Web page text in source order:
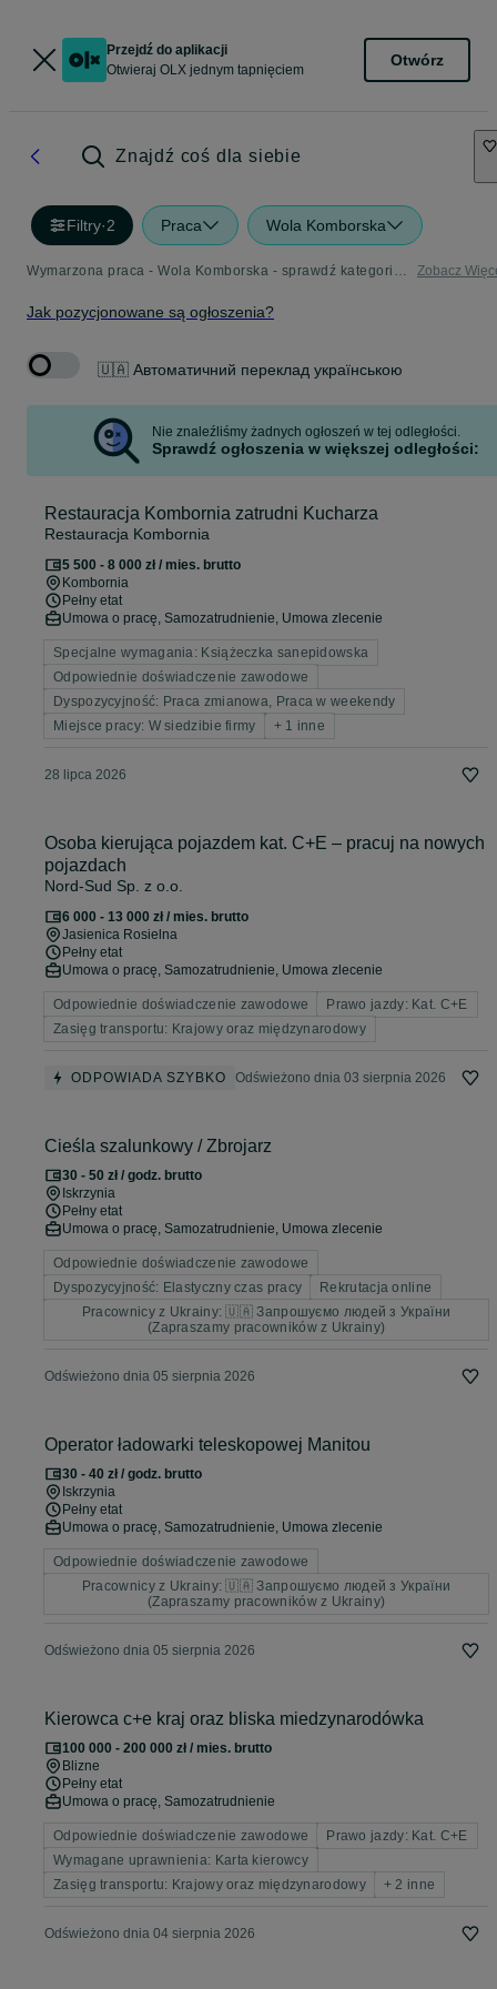
Przejdź do aplikacji
Otwieraj OLX jednym tapnięciem
Otwórz
Znajdź coś dla siebie
Filtry·2 Praca Wola Komborska
Wymarzona praca - Wola Komborska - sprawdź kategorię Praca Zobacz
Jak pozycjonowane są ogłoszenia?
🇺🇦 Автоматичний переклад українською
Nie znaleźliśmy żadnych ogłoszeń w tej odległości.
Sprawdź ogłoszenia w większej odległości:
Restauracja Kombornia zatrudni Kucharza
Restauracja Kombornia
5 500 - 8 000 zł / mies. brutto
Kombornia
Pełny etat
Umowa o pracę, Samozatrudnienie, Umowa zlecenie
Specjalne wymagania: Książeczka sanepidowska
Odpowiednie doświadczenie zawodowe
Dyspozycyjność: Praca zmianowa, Praca w weekendy
Miejsce pracy: W siedzibie firmy
+ 1 inne
28 lipca 2026
Osoba kierująca pojazdem kat. C+E – pracuj na nowych
pojazdach
Nord-Sud Sp. z o.o.
6 000 - 13 000 zł / mies. brutto
Jasienica Rosielna
Pełny etat
Umowa o pracę, Samozatrudnienie, Umowa zlecenie
Odpowiednie doświadczenie zawodowe
Prawo jazdy: Kat. C+E
Zasięg transportu: Krajowy oraz międzynarodowy
ODPOWIADA SZYBKO Odświeżono dnia 03 sierpnia 2026
Cieśla szalunkowy / Zbrojarz
30 - 50 zł / godz. brutto
Iskrzynia
Pełny etat
Umowa o pracę, Samozatrudnienie, Umowa zlecenie
Odpowiednie doświadczenie zawodowe
Dyspozycyjność: Elastyczny czas pracy
Rekrutacja online
Pracownicy z Ukrainy: 🇺🇦 Запрошуємо людей з України
(Zapraszamy pracowników z Ukrainy)
Odświeżono dnia 05 sierpnia 2026
Operator ładowarki teleskopowej Manitou
30 - 40 zł / godz. brutto
Iskrzynia
Pełny etat
Umowa o pracę, Samozatrudnienie, Umowa zlecenie
Odpowiednie doświadczenie zawodowe
Pracownicy z Ukrainy: 🇺🇦 Запрошуємо людей з України
(Zapraszamy pracowników z Ukrainy)
Odświeżono dnia 05 sierpnia 2026
Kierowca c+e kraj oraz bliska miedzynarodówka
100 000 - 200 000 zł / mies. brutto
Blizne
Pełny etat
Umowa o pracę, Samozatrudnienie
Odpowiednie doświadczenie zawodowe
Prawo jazdy: Kat. C+E
Wymagane uprawnienia: Karta kierowcy
Zasięg transportu: Krajowy oraz międzynarodowy
+ 2 inne
Odświeżono dnia 04 sierpnia 2026